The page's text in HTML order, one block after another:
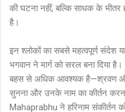
की घटना नहीं, बल्कि साधक के भीतर
है।
इन श्लोकों का सबसे महत्वपूर्ण संदेश
भगवान ने मार्ग को सरल बना दिया
बहस से अधिक आवश्यक है—श्रवण और
सुनना और उनके नाम का कीर्तन
Mahaprabhu ने हरिनाम संकीर्तन